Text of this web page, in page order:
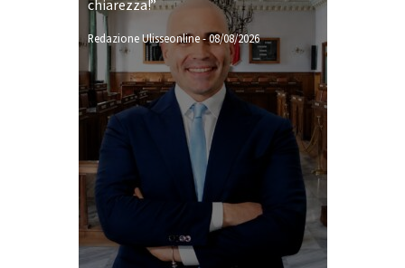
chiarezza!”
Redazione Ulisseonline-08/08/2026